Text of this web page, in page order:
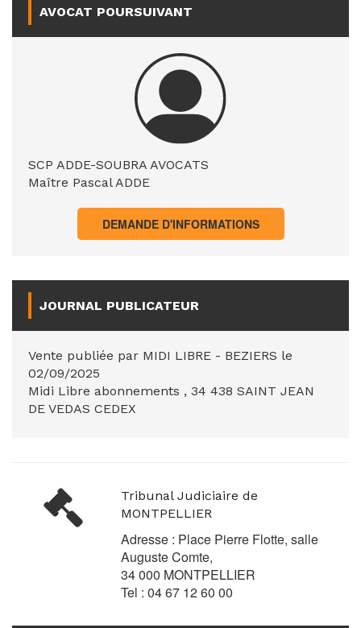
AVOCAT POURSUIVANT
SCP ADDE-SOUBRA AVOCATS
Maître Pascal ADDE
DEMANDE D'INFORMATIONS
JOURNAL PUBLICATEUR
Vente publiée par MIDI LIBRE - BEZIERS le
02/09/2025
Midi Libre abonnements , 34 438 SAINT JEAN
DE VEDAS CEDEX
Tribunal Judiciaire de
MONTPELLIER
Adresse : Place Pierre Flotte, salle
Auguste Comte,
34 000 MONTPELLIER
Tel : 04 67 12 60 00